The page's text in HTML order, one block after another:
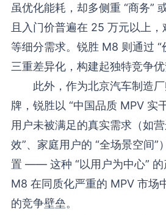
虽优化能耗，却多侧重 “商务”
且入门价普遍在 25 万元以上
等细分需求。锐胜 M8 则通过 “
三重差异化，构建起独特竞争优
此外，作为北京汽车制造厂
牌，锐胜以 “中国品质 MPV 实
用户未被满足的真实需求（如
效”、家庭用户的 “全场景空间”
置 —— 这种 “以用户为中心” 的
M8 在同质化严重的 MPV 市场
的竞争壁垒。